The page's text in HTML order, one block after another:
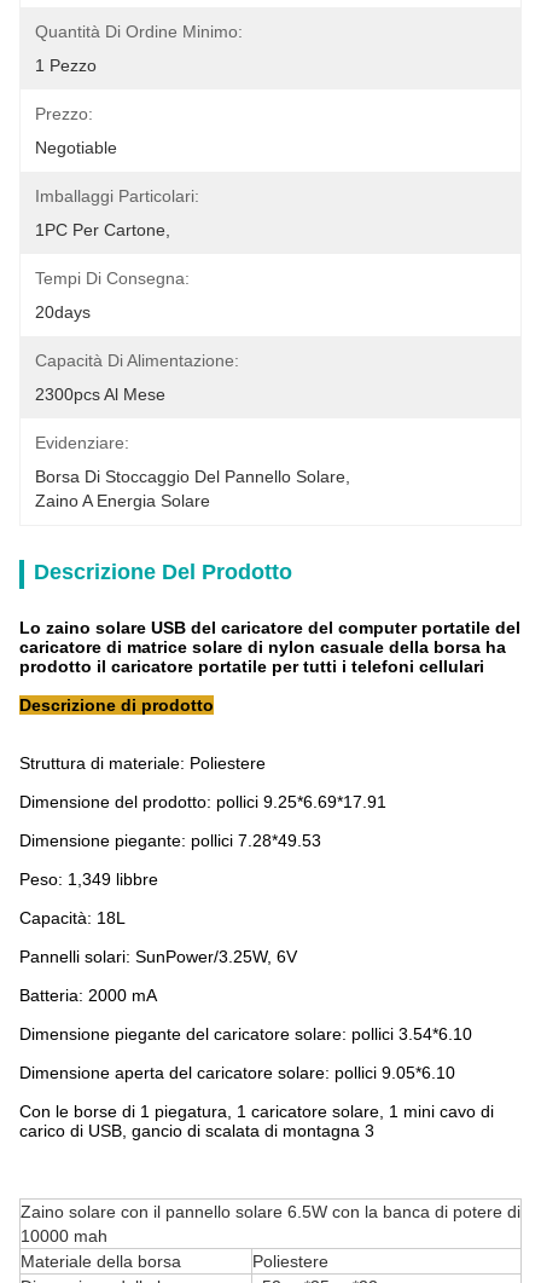
Quantità Di Ordine Minimo:
1 Pezzo
Prezzo:
Negotiable
Imballaggi Particolari:
1PC Per Cartone,
Tempi Di Consegna:
20days
Capacità Di Alimentazione:
2300pcs Al Mese
Evidenziare:
Borsa Di Stoccaggio Del Pannello Solare
Zaino A Energia Solare
Descrizione Del Prodotto
Lo zaino solare USB del caricatore del computer portatile del
caricatore di matrice solare di nylon casuale della borsa ha
prodotto il caricatore portatile per tutti i telefoni cellulari
Descrizione di prodotto
Struttura di materiale: Poliestere
Dimensione del prodotto: pollici 9.25*6.69*17.91
Dimensione piegante: pollici 7.28*49.53
Peso: 1,349 libbre
Capacità: 18L
Pannelli solari: SunPower/3.25W, 6V
Batteria: 2000 mA
Dimensione piegante del caricatore solare: pollici 3.54*6.10
Dimensione aperta del caricatore solare: pollici 9.05*6.10
Con le borse di 1 piegatura, 1 caricatore solare, 1 mini cavo di
carico di USB, gancio di scalata di montagna 3
Zaino solare con il pannello solare 6.5W con la banca di potere di
10000 mah
Materiale della borsa
Poliestere